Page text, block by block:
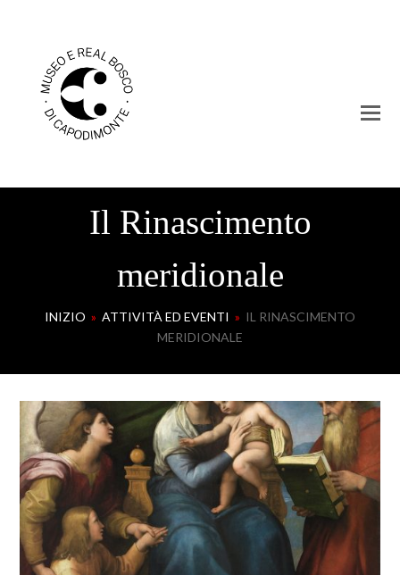
Il Rinascimento
meridionale
INIZIO » ATTIVITÀ ED EVENTI » IL RINASCIMENTO
MERIDIONALE